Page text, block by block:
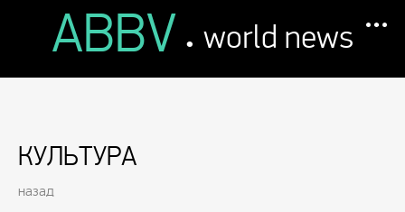
ABBV . world news
КУЛЬТУРА
назад